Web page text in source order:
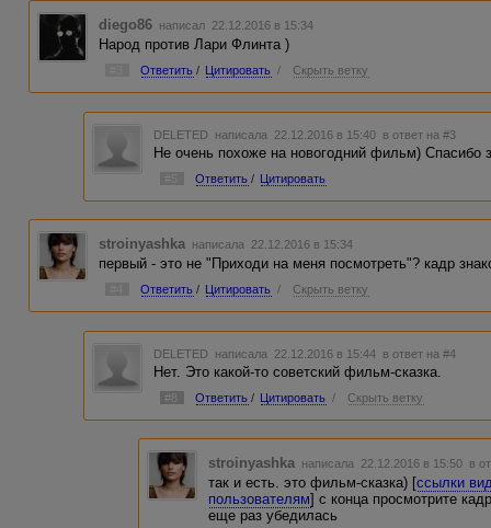
diego86 написал 22.12.2016 в 15:34
Народ против Лари Флинта )
Ответить / Цитировать / Скрыть ветку
DELETED написала 22.12.2016 в 15:40 в ответ на #3
Не очень похоже на новогодний фильм) Спасибо
Ответить / Цитировать
stroinyashka написала 22.12.2016 в 15:34
первый - это не "Приходи на меня посмотреть"? кадр
Ответить / Цитировать / Скрыть ветку
DELETED написала 22.12.2016 в 15:44 в ответ на #4
Нет. Это какой-то советский фильм-сказка.
#8 Ответить / Цитировать / Скрыть ветку
stroinyashka написала 22.12.2016 в 15:50 в
так и есть. это фильм-сказка) [ссылки
пользователям] с конца просмотрите
еще раз убедилась